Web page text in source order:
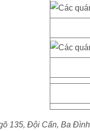
135, Đội Cấn, Ba